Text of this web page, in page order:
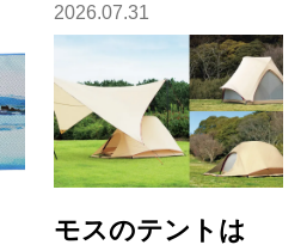
2026.07.31
モスのテントは